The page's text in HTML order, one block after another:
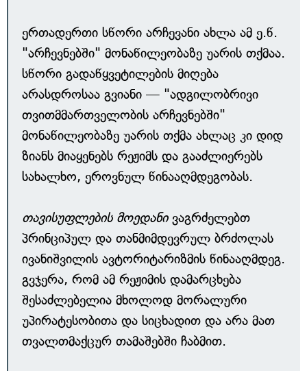
ერთადერთი სწორი არჩევანი ახლა ამ ე.წ.
"არჩევნებში" მონაწილეობაზე უარის თქმაა.
სწორი გადაწყვეტილების მიღება
არასდროსაა გვიანი — "ადგილობრივი
თვითმმართველობის არჩევნებში"
მონაწილეობაზე უარის თქმა ახლაც კი დიდ
ზიანს მიაყენებს რეჟიმს და გააძლიერებს
სახალხო, ეროვნულ წინააღმდეგობას.
თავისუფლების მოედანივაგრძელებთ
პრინციპულ და თანმიმდევრულ ბრძოლას
ივანიშვილის ავტორიტარიზმის წინააღმდეგ.
გვჯერა, რომ ამ რეჟიმის დამარცხება
შესაძლებელია მხოლოდ მორალური
უპირატესობითა და სიცხადით და არა მათ
თვალთმაქცურ თამაშებში ჩაბმით.